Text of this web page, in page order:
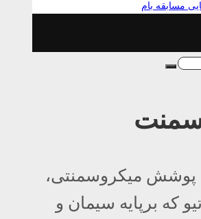
مسابقه بام
پوشش میکروسمنتی،
که برپایه سیمان و